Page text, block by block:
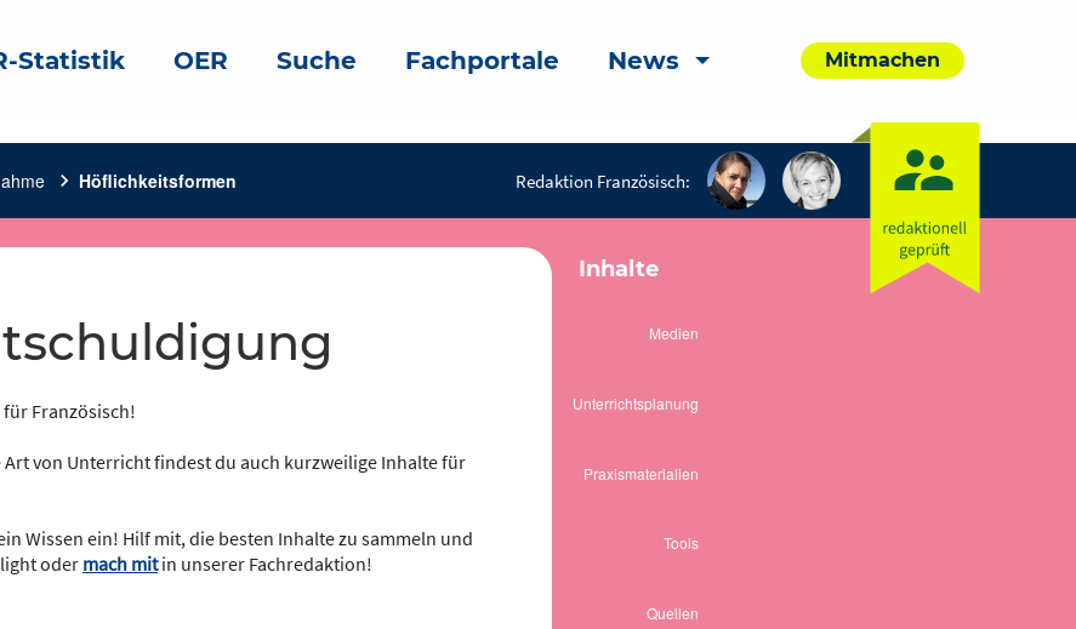
Statistik OER Suche Fachportale News Mitmachen
chevron_right Höflichkeitsformen Redaktion Französisch:
Französisch!
von Unterricht findest du auch kurzweilige Inhalte für
Wissen ein! Hilf mit, die besten Inhalte zu sammeln und
oder mach mitin unserer Fachredaktion!
Inhalte